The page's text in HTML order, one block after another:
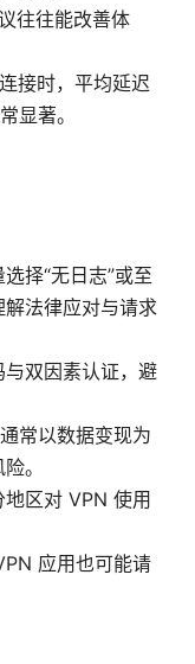
往往能改善体
接时，平均延迟
显著。
择“无日志”或至
法律应对与请求
双因素认证，避
常以数据变现为
。
区对 VPN 使用
应用也可能请